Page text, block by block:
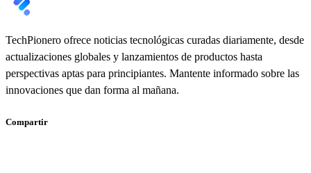
TechPionero ofrece noticias tecnológicas curadas diariamente, desde
actualizaciones globales y lanzamientos de productos hasta
perspectivas aptas para principiantes. Mantente informado sobre las
innovaciones que dan forma al mañana.
Compartir